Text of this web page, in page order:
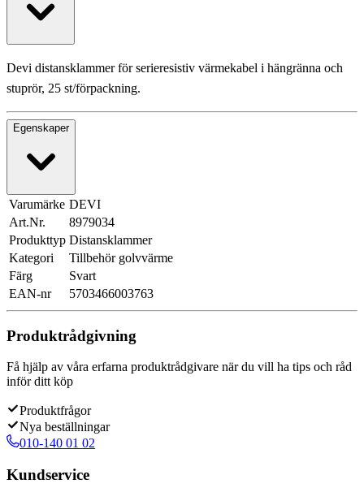
Devi distansklammer för serieresistiv värmekabel i hängränna och
stuprör, 25 st/förpackning.
Egenskaper
Varumärke DEVI
Art.Nr.
8979034
Produkttyp Distansklammer
Kategori
Tillbehör golvvärme
Färg
Svart
EAN-nr
5703466003763
Produktrådgivning
Få hjälp av våra erfarna produktrådgivare när du vill ha tips och råd
inför ditt köp
Produktfrågor
Nya beställningar
010-140 01 02
Kundservice